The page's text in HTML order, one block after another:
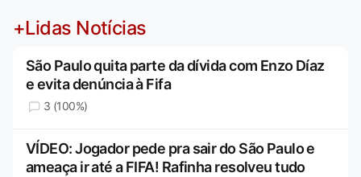
+Lidas Notícias
São Paulo quita parte da dívida com Enzo Díaz
e evita denúncia à Fifa
3 (100%)
VÍDEO: Jogador pede pra sair do São Paulo e
ameaça ir até a FIFA! Rafinha resolveu tudo